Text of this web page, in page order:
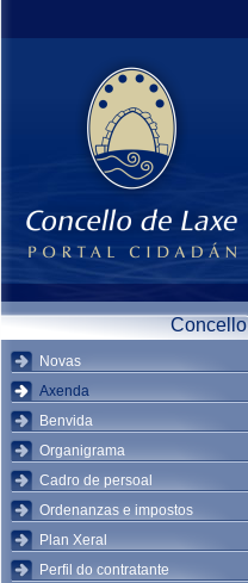
Concello
Novas
Axenda
Benvida
Organigrama
Cadro de persoal
Ordenanzas e impostos
Plan Xeral
Perfil do contratante